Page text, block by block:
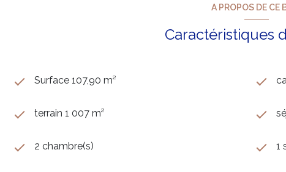
Une adresse rare, un cadre de vie unique, une
SIRET : 528 234 107
www.georisques.gouv.fr »
A PROPOS DE CE
Caractéristiques
Surface 107,90 m²
terrain 1 007 m²
2 chambre(s) 1